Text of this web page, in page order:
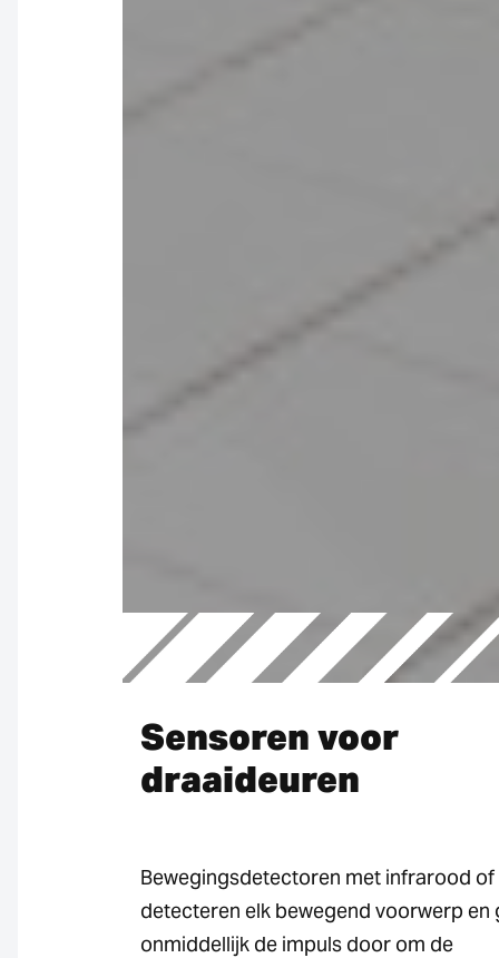
Sensoren voor
draaideuren
Bewegingsdetectoren met infrarood
detecteren elk bewegend voorwerp en
onmiddellijk de impuls door om de